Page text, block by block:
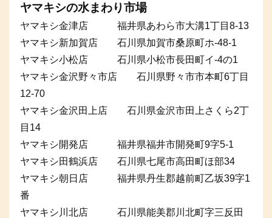
ヤマキシの水まわり市場
ヤマキシ金津店 福井県あわら市大溝1丁目8-13
ヤマキシ新加賀店 石川県加賀市桑原町ホ-48-1
ヤマキシ小松店 石川県小松市長田町イ-4の1
ヤマキシ金沢野々市店 石川県野々市市本町6丁目
12-70
ヤマキシ金沢田上店 石川県金沢市田上さくら2丁
目14
ヤマキシ開発店 福井県福井市開発町9字5-1
ヤマキシ田鶴浜店 石川県七尾市高田町ほ部34
ヤマキシ朝日店 福井県丹生郡越前町乙坂39字1
番
ヤマキシ川北店 石川県能美郡川北町字三反田